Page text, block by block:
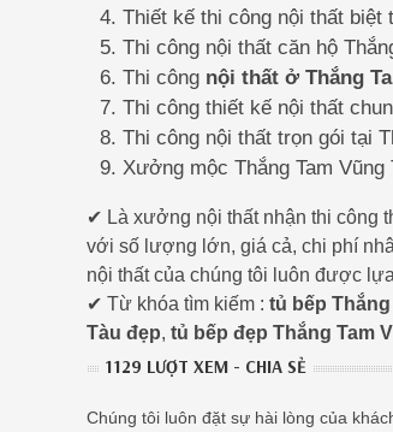
Thiết kế thi công nội thất biệt
Thi công nội thất căn hộ
Thi công nội thất ở Thắng
Thi công thiết kế nội thất
Thi công nội thất trọn gói tại
Xưởng mộc Thắng Tam Vũng
✔ Là xưởng nội thất nhận thi công
với số lượng lớn, giá cả, chi phí
nội thất của chúng tôi luôn được
✔ Từ khóa tìm kiếm : tủ bếp
Tàu đẹp, tủ bếp đẹp Thắng Tam
1129 LƯỢT XEM - CHIA SẺ
Chúng tôi luôn đặt sự hài lòng của